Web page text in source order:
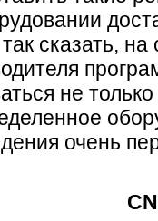
сказать,
не
очень